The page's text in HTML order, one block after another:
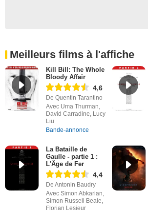
Meilleurs films à l'affiche
Kill Bill: The Whole
Bloody Affair
4,6
De Quentin Tarantino
Avec Uma Thurman,
David Carradine, Lucy
Liu
Bande-annonce
La Bataille de
Gaulle - partie 1 :
L'Âge de Fer
4,4
De Antonin Baudry
Avec Simon Abkarian,
Simon Russell Beale,
Florian Lesieur